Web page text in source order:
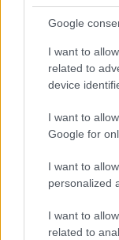
Google
I want to
related to
device
I want to
Google for
I want to
personalized
I want to
related to
A
A város 77